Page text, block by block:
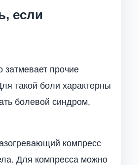
если
затмевает прочие
такой боли характерны
болевой синдром,
компресс
Для компресса можно